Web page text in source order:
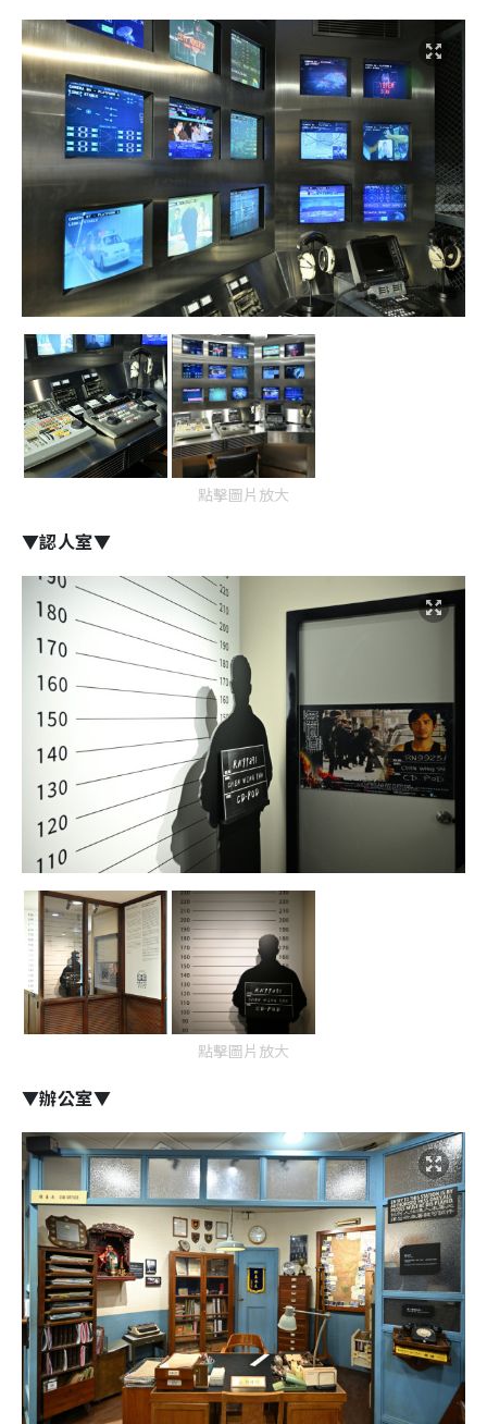
點擊圖片放大
▼認人室▼
點擊圖片放大
▼辦公室▼